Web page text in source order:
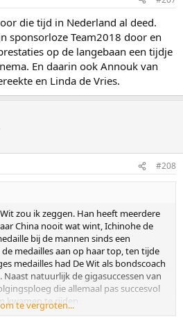
die tijd in Nederland al deed.
sponsorloze Team2018 door en
op de langebaan een tijdje
En daarin ook Annouk van
en Linda de Vries.
#208
zou ik zeggen. Han heeft meerdere
China nooit wat wint, Ichinohe de
bij de mannen sinds een
medailles aan op haar top, ten tijde
medailles had De Wit als bondscoach
natuurlijk de gigasuccessen van
die allemaal pas succesvol
kwamen te rijden.
te vergroten...